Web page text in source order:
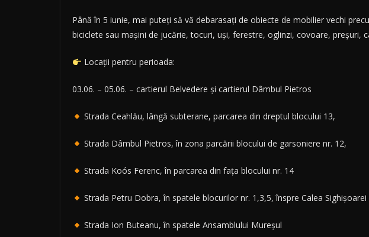
Până în 5 iunie, mai puteți să vă debarasați de obiecte de mobilier vechi
biciclete sau mașini de jucărie, tocuri, uși, ferestre, oglinzi, covoare, preșuri,
Locații pentru perioada:
03.06. – 05.06. – cartierul Belvedere și cartierul Dâmbul Pietros
Strada Ceahlău, lângă subterane, parcarea din dreptul blocului 13,
Strada Dâmbul Pietros, în zona parcării blocului de garsoniere nr. 12,
Strada Koós Ferenc, în parcarea din fața blocului nr. 14
Strada Petru Dobra, în spatele blocurilor nr. 1,3,5, înspre Calea Sighișoarei
Strada Ion Buteanu, în spatele Ansamblului Mureșul